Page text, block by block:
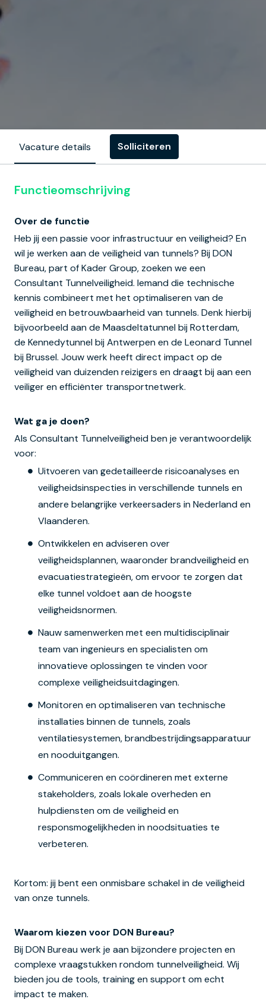
Vacature details Solliciteren
Functieomschrijving
Over de functie
Heb jij een passie voor infrastructuur en veiligheid? En
wil je werken aan de veiligheid van tunnels? Bij DON
Bureau, part of Kader Group, zoeken we een
Consultant Tunnelveiligheid. Iemand die technische
kennis combineert met het optimaliseren van de
veiligheid en betrouwbaarheid van tunnels. Denk hierbij
bijvoorbeeld aan de Maasdeltatunnel bij Rotterdam,
de Kennedytunnel bij Antwerpen en de Leonard Tunnel
bij Brussel. Jouw werk heeft direct impact op de
veiligheid van duizenden reizigers en draagt bij aan een
veiliger en efficiënter transportnetwerk.
Wat ga je doen?
Als Consultant Tunnelveiligheid ben je verantwoordelijk
voor:
Uitvoeren van gedetailleerde risicoanalyses en
veiligheidsinspecties in verschillende tunnels en
andere belangrijke verkeersaders in Nederland en
Vlaanderen.
Ontwikkelen en adviseren over
veiligheidsplannen, waaronder brandveiligheid en
evacuatiestrategieën, om ervoor te zorgen dat
elke tunnel voldoet aan de hoogste
veiligheidsnormen.
Nauw samenwerken met een multidisciplinair
team van ingenieurs en specialisten om
innovatieve oplossingen te vinden voor
complexe veiligheidsuitdagingen.
Monitoren en optimaliseren van technische
installaties binnen de tunnels, zoals
ventilatiesystemen, brandbestrijdingsapparatuur
en nooduitgangen.
Communiceren en coördineren met externe
stakeholders, zoals lokale overheden en
hulpdiensten om de veiligheid en
responsmogelijkheden in noodsituaties te
verbeteren.
Kortom: jij bent een onmisbare schakel in de veiligheid
van onze tunnels.
Waarom kiezen voor DON Bureau?
Bij DON Bureau werk je aan bijzondere projecten en
complexe vraagstukken rondom tunnelveiligheid. Wij
bieden jou de tools, training en support om echt
impact te maken.